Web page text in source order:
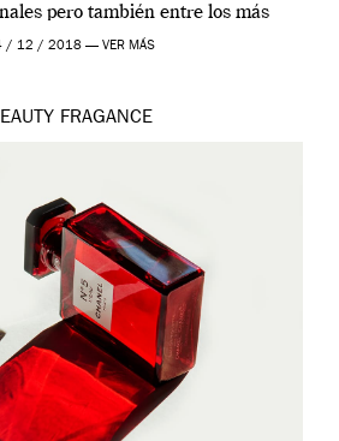
pero también entre los más
Estos días ha […]
/ 12 / 2018 — VER MÁS
FRAGANCE